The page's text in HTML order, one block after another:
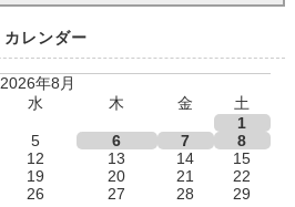
カレンダー
2026年8月
水 木 金
土
1
5 6 7
8
12 13 14
15
19 20 21
22
26 27 28
29